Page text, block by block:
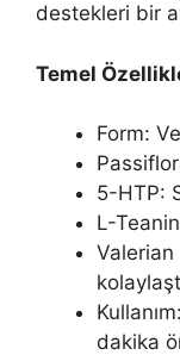
destekleri bir
Temel
Form:
5-HTP:
L-
Valerian
dakika